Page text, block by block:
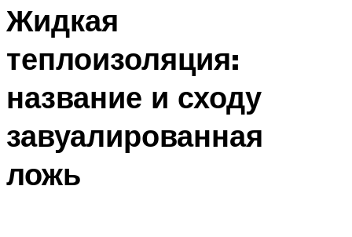
Жидкая
теплоизоляция:
название и сходу
завуалированная
ложь